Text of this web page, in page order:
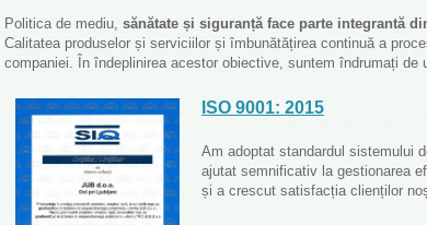
Politica de mediu, sănătate și siguranță face parte integrantă
Calitatea produselor și serviciilor și îmbunătățirea continuă a
companiei. În îndeplinirea acestor obiective, suntem îndrumați de
ISO 9001: 2015
Am adoptat standardul sistemului
ajutat semnificativ la gestionarea
și a crescut satisfacția clienților